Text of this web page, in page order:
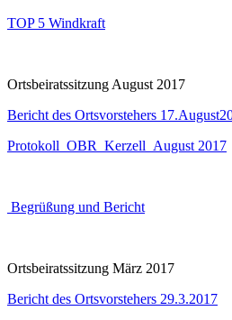
TOP 5 Windkraft
Ortsbeiratssitzung August 2017
Bericht des Ortsvorstehers
Protokoll_OBR_Kerzell_August 2017
Begrüßung und Bericht
Ortsbeiratssitzung März 2017
Bericht des Ortsvorstehers 29.3.2017